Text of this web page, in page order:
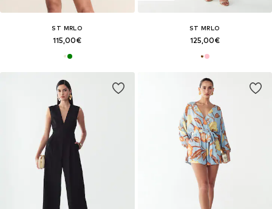
ST MRLO
115,00€
ST MRLO
125,00€